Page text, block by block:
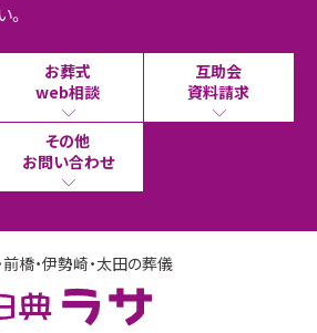
。
お葬式
web相談
互助会
資料請求
その他
お問い合わせ
前橋・伊勢崎・太田の葬儀